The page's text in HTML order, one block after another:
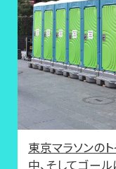
東京マラソンの
中、そしてゴー